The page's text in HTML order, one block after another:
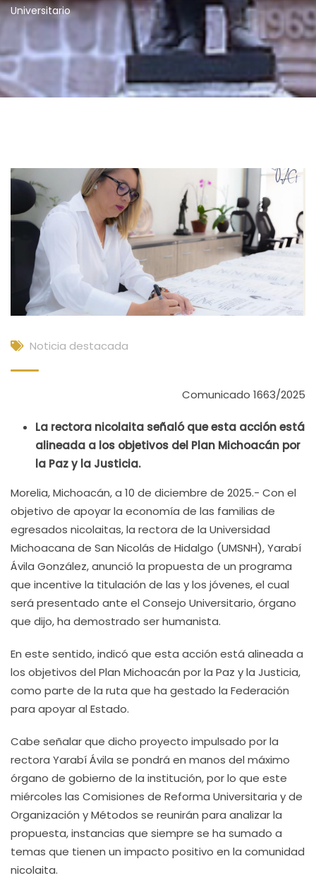
Universitario
Noticia destacada
Comunicado 1663/2025
La rectora nicolaita señaló que esta acción está
alineada a los objetivos del Plan Michoacán por
la Paz y la Justicia.
Morelia, Michoacán, a 10 de diciembre de 2025.- Con el
objetivo de apoyar la economía de las familias de
egresados nicolaitas, la rectora de la Universidad
Michoacana de San Nicolás de Hidalgo (UMSNH), Yarabí
Ávila González, anunció la propuesta de un programa
que incentive la titulación de las y los jóvenes, el cual
será presentado ante el Consejo Universitario, órgano
que dijo, ha demostrado ser humanista.
En este sentido, indicó que esta acción está alineada a
los objetivos del Plan Michoacán por la Paz y la Justicia,
como parte de la ruta que ha gestado la Federación
para apoyar al Estado.
Cabe señalar que dicho proyecto impulsado por la
rectora Yarabí Ávila se pondrá en manos del máximo
órgano de gobierno de la institución, por lo que este
miércoles las Comisiones de Reforma Universitaria y de
Organización y Métodos se reunirán para analizar la
propuesta, instancias que siempre se ha sumado a
temas que tienen un impacto positivo en la comunidad
nicolaita.